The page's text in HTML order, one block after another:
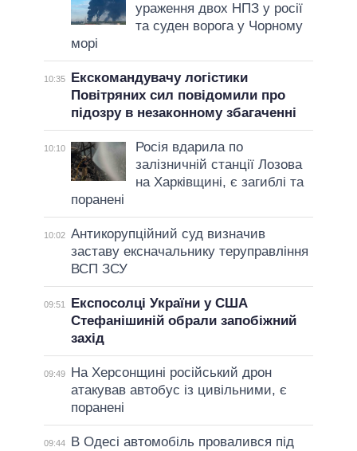
ураження двох НПЗ у росії
та суден ворога у Чорному
морі
10:35
Екскомандувачу логістики
Повітряних сил повідомили про
підозру в незаконному збагаченні
10:10
Росія вдарила по
залізничній станції Лозова
на Харківщині, є загиблі та
поранені
10:02 Антикорупційний суд визначив
заставу ексначальнику теруправління
ВСП ЗСУ
09:51
Експосолці України у США
Стефанішиній обрали запобіжний
захід
09:49
На Херсонщині російський дрон
атакував автобус із цивільними, є
поранені
09:44
В Одесі автомобіль провалився під